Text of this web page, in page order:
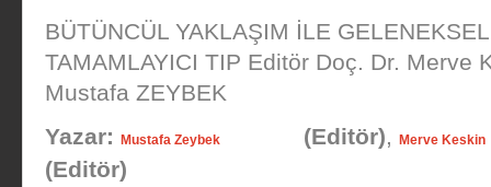
BÜTÜNCÜL YAKLAŞIM İLE
TAMAMLAYICI TIP Editör Doç. Dr. Merve
Mustafa ZEYBEK
Yazar:
Mustafa Zeybek (Editör), Merve Keskin
(Editör)